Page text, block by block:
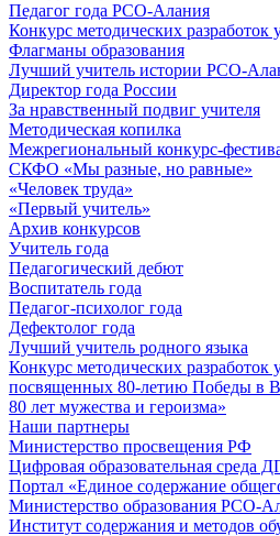
Педагог года РСО-Алания
Конкурс методических разработок
Флагманы образования
Лучший учитель истории РСО-
Директор года России
За нравственный подвиг учителя
Методическая копилка
Межрегиональный конкурс-
СКФО «Мы разные, но равные»
«Человек труда»
«Первый учитель»
Архив конкурсов
Учитель года
Педагогический дебют
Воспитатель года
Педагог-психолог года
Дефектолог года
Лучший учитель родного языка
Конкурс методических разработок
посвященных 80-летию Победы в
80 лет мужества и героизма»
Наши партнеры
Министерство просвещения РФ
Цифровая образовательная среда
Портал «Единое содержание
Министерство образования РСО-
Институт содержания и методов